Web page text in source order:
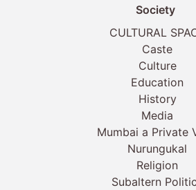
Society
CULTURAL
Caste
Culture
Education
History
Media
Mumbai a Private
Nurungukal
Religion
Subaltern